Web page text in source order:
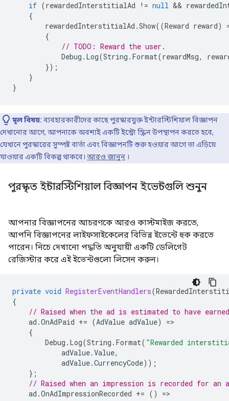
if (rewardedInterstitialAd != null &&
{
rewardedInterstitialAd .Show((Reward reward)
{
// TODO: Reward the user.
Debug . Log(String . Format(rewardMsg,
});
}
}
মূল বিষয়: ব্যবহারকারীদের কাছে পুরস্কারযুক্ত ইন্টারস্টিশিয়াল বিজ্ঞাপন
দেখানোর আগে, আপনাকে অবশ্যই একটি ইন্ট্রো স্ক্রিন উপস্থাপন করতে হবে,
যেখানে পুরস্কারের সুস্পষ্ট বার্তা এবং বিজ্ঞাপনটি শুরু হওয়ার আগে তা এড়িয়ে
যাওয়ার একটি বিকল্প থাকবে। আরও জানুন ।
পুরস্কৃত ইন্টারস্টিশিয়াল বিজ্ঞাপন ইভেন্টগুলি শুনুন
আপনার বিজ্ঞাপনের আচরণকে আরও কাস্টমাইজ করতে,
আপনি বিজ্ঞাপনের লাইফসাইকেলের বিভিন্ন ইভেন্টে হুক করতে
পারেন। নিচে দেখানো পদ্ধতি অনুযায়ী একটি ডেলিগেট
রেজিস্টার করে এই ইভেন্টগুলো লিসেন করুন।
private void RegisterEventHandlers(
{
// Raised when the ad is estimated to have
ad .OnAdPaid += (AdValue adValue) =
{
Debug . Log(String . Format( "Rewarded
adValue.Value,
adValue.CurrencyCode));
};
// Raised when an impression is recorded for an
ad .OnAdImpressionRecorded += () =